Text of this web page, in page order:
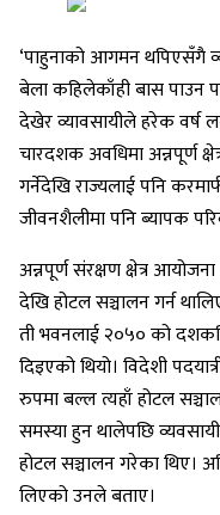
‘पाहुनाको आगमन थपिएसँगै
बेला कहिलेकाँही बास पाउन
देखेर व्यावसायीले हरेक वर्ष
चारदशक अवधिमा अन्नपूर्ण
गर्नेदेखि राज्यलाई पनि
जीवनशैलीमा पनि ब्यापक
अन्नपूर्ण संरक्षण क्षेत्र
देखि होटल सञ्चालन गर्न
ती भवनलाई २०५० को
दिइएको थियो। विदेशी
रुपमा बल्ल त्यहाँ होटल
समस्या हुन थालेपछि
होटल सञ्चालन गरेका थिए।
लिएको उनले बताए।